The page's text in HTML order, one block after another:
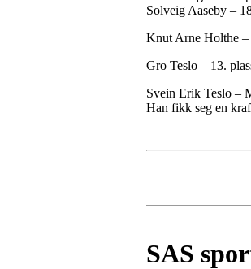
Solveig Aaseby –
Knut Arne Holthe –
Gro Teslo – 13.
Svein Erik Teslo –
Han fikk seg en
SAS